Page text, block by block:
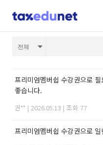
프리미엄멤버쉽 수강권으로
좋습니다.
권** | 2026.05.13 | 조회 77
프리미엄멤버쉽 수강권으로